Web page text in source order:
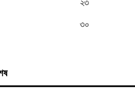
২৩
৩০